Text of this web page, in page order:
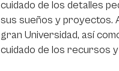
cuidado de los detalles
sus sueños y proyectos.
gran Universidad, así
cuidado de los recursos